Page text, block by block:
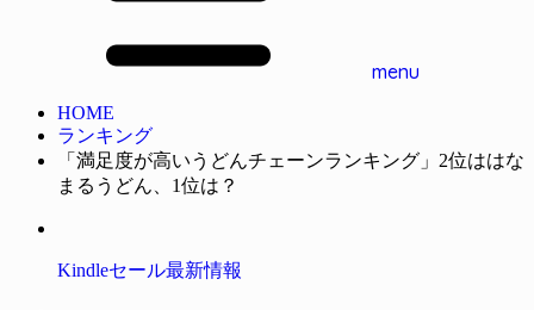
menu
HOME
ランキング
「満足度が高いうどんチェーンランキング」2位ははな
まるうどん、1位は？
Kindleセール最新情報